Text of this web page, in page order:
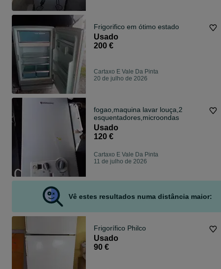
Frigorifico em ótimo estado
Usado
200 €
Cartaxo E Vale Da Pinta
20 de julho de 2026
fogao,maquina lavar louça,2
esquentadores,microondas
Usado
120 €
Cartaxo E Vale Da Pinta
11 de julho de 2026
Vê estes resultados numa distância maior:
Frigorífico Philco
Usado
90 €